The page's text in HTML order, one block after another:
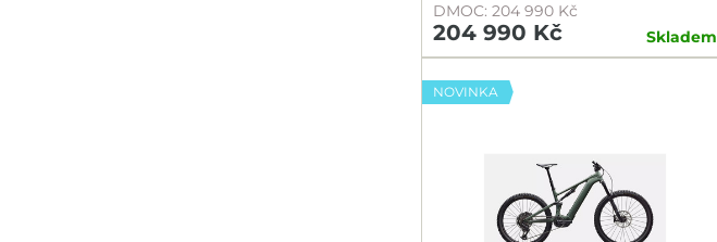
DMOC: 204 990 Kč
204 990 Kč Skladem
NOVINKA